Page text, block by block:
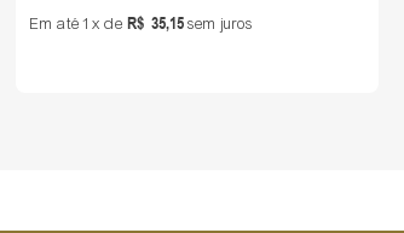
Em até1 de R$ 35,15sem juros